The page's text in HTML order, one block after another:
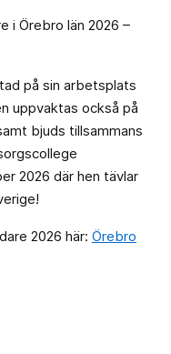
i Örebro län 2026 –
på sin arbetsplats
uppvaktas också på
bjuds tillsammans
2026 där hen tävlar
2026 här: Örebro